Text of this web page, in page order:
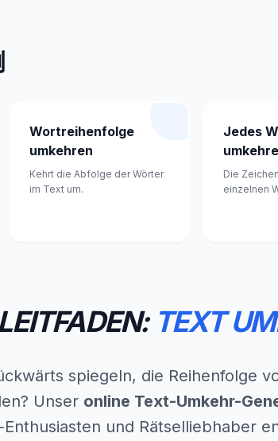
Wortreihenfolge
umkehren
Kehrt die Abfolge der Wörter
im Text um.
Jedes
Die
einzelnen
TEXT
spiegeln, die Reihenfolge
Unser online Text-Umkehr-
und Rätselliebhaber